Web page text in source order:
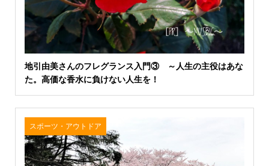
地引由美さんのフレグランス入門③ ～人生の主役はあな
た。高価な香水に負けない人生を！
スポーツ・アウトドア